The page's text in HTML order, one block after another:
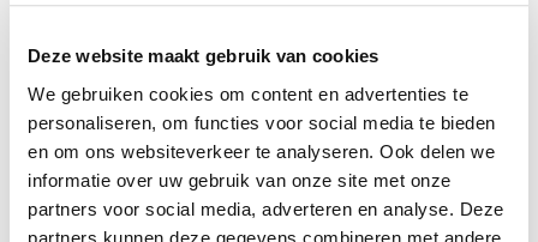
Deze website maakt gebruik van cookies
We gebruiken cookies om content en advertenties te
personaliseren, om functies voor social media te bieden
en om ons websiteverkeer te analyseren. Ook delen we
informatie over uw gebruik van onze site met onze
partners voor social media, adverteren en analyse. Deze
partners kunnen deze gegevens combineren met andere
Voor het eerst in de geschiedenis geeft het Rijksmuseum een
hedendaagse kunstenaar carte blanche voor een zoektocht
door de eindeloze collecties van het museum, met als resultaat
een grote tentoonstelling. Fiona Tan: Monomania is een
indringende tentoonstelling waarin Tan een reis door de geest
maakt. Uitgangspunt hiervoor is haar fascinatie voor de
verbeelding van de psychiatrie in de 19de eeuw. Te zien zijn
3 min